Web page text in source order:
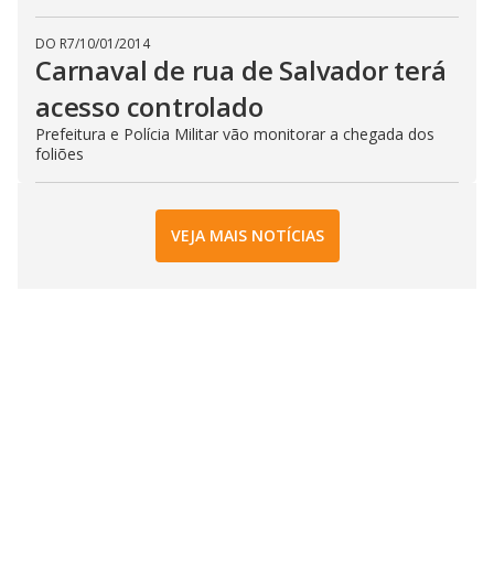
DO R7/10/01/2014
Carnaval de rua de Salvador terá
acesso controlado
Prefeitura e Polícia Militar vão monitorar a chegada dos
foliões
VEJA MAIS NOTÍCIAS